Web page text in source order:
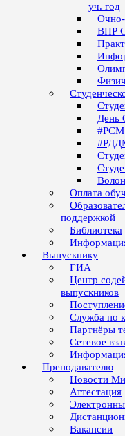
уч. год
Очно-
ВПР
День
Оплата
поддержкой
Библиотека
Выпускнику
ГИА
Центр
выпускников
Служба по
Партнёры
Сетевое
Преподавателю
Новости
Аттестация
Вакансии